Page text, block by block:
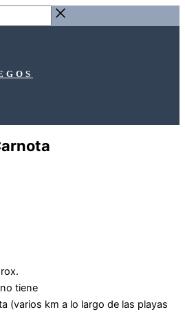
tiene
(varios km a lo largo de las playas